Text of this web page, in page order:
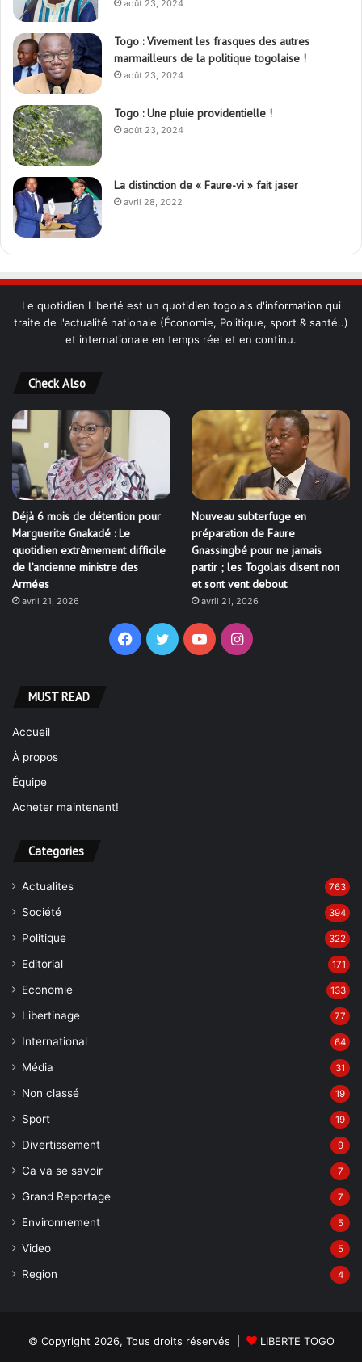
août 23, 2024
Togo : Vivement les frasques des autres
marmailleurs de la politique togolaise !
août 23, 2024
Togo : Une pluie providentielle !
août 23, 2024
La distinction de « Faure-vi » fait jaser
avril 28, 2022
Le quotidien Liberté est un quotidien togolais d'information qui
traite de l'actualité nationale (Économie, Politique, sport & santé..)
et internationale en temps réel et en continu.
Check Also
Déjà 6 mois de détention pour
Marguerite Gnakadé : Le
quotidien extrêmement difficile
de l’ancienne ministre des
Armées
avril 21, 2026
Nouveau subterfuge en
préparation de Faure
Gnassingbé pour ne jamais
partir ; les Togolais disent non
et sont vent debout
avril 21, 2026
Facebook
TwitterYouTubeInstagram
MUST READ
Accueil
À propos
Équipe
Acheter maintenant!
Categories
Actualites 763
Société 394
Politique 322
Editorial 171
Economie 133
Libertinage 77
International 64
Média 31
Non classé 19
Sport 19
Divertissement 9
Ca va se savoir 7
Grand Reportage 7
Environnement 5
Video 5
Region 4
© Copyright 2026, Tous droits réservés | LIBERTE TOGO